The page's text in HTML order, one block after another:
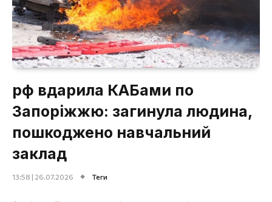
рф вдарила КАБами по
Запоріжжю: загинула людина,
пошкоджено навчальний
заклад
13:58 | 26.07.2026 Теги